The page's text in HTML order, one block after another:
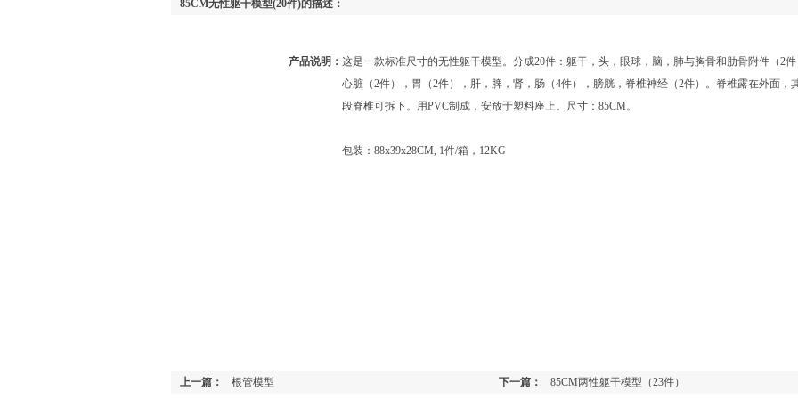
85CM无性躯干模型(20件)的描述：
产品说明： 这是一款标准尺寸的无性躯干模型。分成20件：躯干，头，眼球，脑，肺与胸骨和肋骨附件（2件
心脏（2件），胃（2件），肝，脾，肾，肠（4件），膀胱，脊椎神经（2件）。脊椎露在外面，
段脊椎可拆下。用PVC制成，安放于塑料座上。尺寸：85CM。
包装：88x39x28CM, 1件/箱，12KG
上一篇： 根管模型 下一篇： 85CM两性躯干模型（23件）